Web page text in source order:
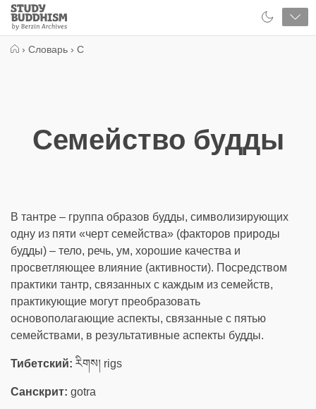
Close
Study
Buddhism
› Словарь › С
Семейство будды
В тантре – группа образов будды, символизирующих
одну из пяти «черт семейства» (факторов природы
будды) – тело, речь, ум, хорошие качества и
просветляющее влияние (активности). Посредством
практики тантр, связанных с каждым из семейств,
практикующие могут преобразовать
основополагающие аспекты, связанные с пятью
семействами, в результативные аспекты будды.
Тибетский: རིགས། rigs
Санскрит: gotra